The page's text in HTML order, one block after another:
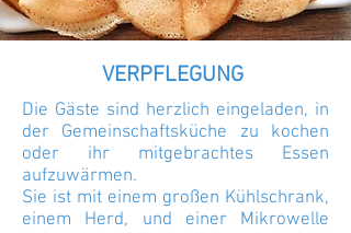
VERPFLEGUNG
Die Gäste sind herzlich eingeladen, in
der Gemeinschaftsküche zu kochen
oder ihr mitgebrachtes Essen
aufzuwärmen.
Sie ist mit einem großen Kühlschrank,
einem Herd, und einer Mikrowelle